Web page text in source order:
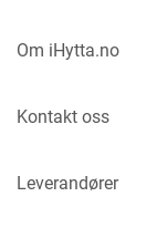
Om iHytta.no
Kontakt oss
Leverandører